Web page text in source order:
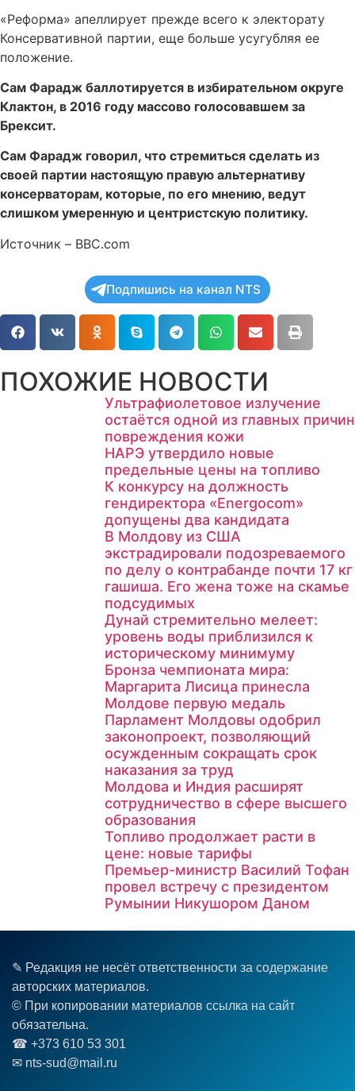
«Реформа» апеллирует прежде всего к электорату
Консервативной партии, еще больше усугубляя ее
положение.
Сам Фарадж баллотируется в избирательном округе
Клактон, в 2016 году массово голосовавшем за
Брексит.
Сам Фарадж говорил, что стремиться сделать из
своей партии настоящую правую альтернативу
консерваторам, которые, по его мнению, ведут
слишком умеренную и центристскую политику.
Источник – BBC.com
Подпишись на канал NTS
ПОХОЖИЕ НОВОСТИ
Ультрафиолетовое излучение
остаётся одной из главных причин
повреждения кожи
НАРЭ утвердило новые
предельные цены на топливо
К конкурсу на должность
гендиректора «Energocom»
допущены два кандидата
В Молдову из США
экстрадировали подозреваемого
по делу о контрабанде почти 17 кг
гашиша. Его жена тоже на скамье
подсудимых
Дунай стремительно мелеет:
уровень воды приблизился к
историческому минимуму
Бронза чемпионата мира:
Маргарита Лисица принесла
Молдове первую медаль
Парламент Молдовы одобрил
законопроект, позволяющий
осужденным сокращать срок
наказания за труд
Молдова и Индия расширят
сотрудничество в сфере высшего
образования
Топливо продолжает расти в
цене: новые тарифы
Премьер-министр Василий Тофан
провел встречу с президентом
Румынии Никушором Даном
✎ Редакция не несёт ответственности за содержание
авторских материалов.
© При копировании материалов ссылка на сайт
обязательна.
☎︎ +373 610 53 301
✉ nts-sud@mail.ru